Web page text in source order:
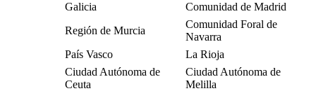
Galicia
Comunidad de Madrid
Región de Murcia
Comunidad Foral de
Navarra
País Vasco
La Rioja
Ciudad Autónoma de
Ceuta
Ciudad Autónoma de
Melilla